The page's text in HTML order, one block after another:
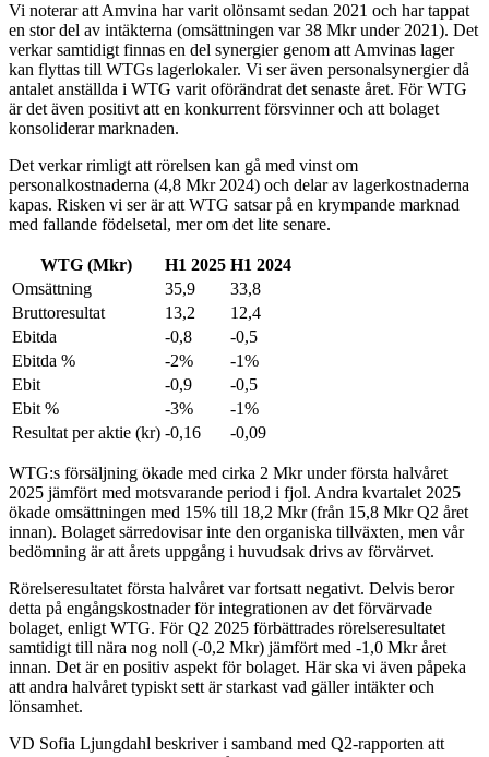
Vi noterar att Amvina har varit olönsamt sedan 2021 och har tappat
en stor del av intäkterna (omsättningen var 38 Mkr under 2021). Det
verkar samtidigt finnas en del synergier genom att Amvinas lager
kan flyttas till WTGs lagerlokaler. Vi ser även personal­synergier då
antalet anställda i WTG varit oförändrat det senaste året. För WTG
är det även positivt att en konkurrent försvinner och att bolaget
konsoliderar marknaden.
Det verkar rimligt att rörelsen kan gå med vinst om
personalkostnaderna (4,8 Mkr 2024) och delar av lagerkostnaderna
kapas. Risken vi ser är att WTG satsar på en krympande marknad
med fallande födelsetal, mer om det lite senare.
WTG (Mkr) H1 2025 H1 2024
Omsättning
35,9
33,8
Bruttoresultat
13,2
12,4
Ebitda
-0,8
-0,5
Ebitda %
-2%
-1%
Ebit
-0,9
-0,5
Ebit %
-3%
-1%
Resultat per aktie (kr) -0,16 -0,09
WTG:s försäljning ökade med cirka 2 Mkr under första halvåret
2025 jämfört med motsvarande period i fjol. Andra kvartalet 2025
ökade omsättningen med 15% till 18,2 Mkr (från 15,8 Mkr Q2 året
innan). Bolaget särredovisar inte den organiska tillväxten, men vår
bedömning är att årets uppgång i huvudsak drivs av förvärvet.
Rörelseresultatet första halvåret var fortsatt negativt. Delvis beror
detta på engångskostnader för integrationen av det förvärvade
bolaget, enligt WTG. För Q2 2025 förbättrades rörelseresultatet
samtidigt till nära nog noll (-0,2 Mkr) jämfört med -1,0 Mkr året
innan. Det är en positiv aspekt för bolaget. Här ska vi även påpeka
att andra halvåret typiskt sett är starkast vad gäller intäkter och
lönsamhet.
VD Sofia Ljungdahl beskriver i samband med Q2-rapporten att